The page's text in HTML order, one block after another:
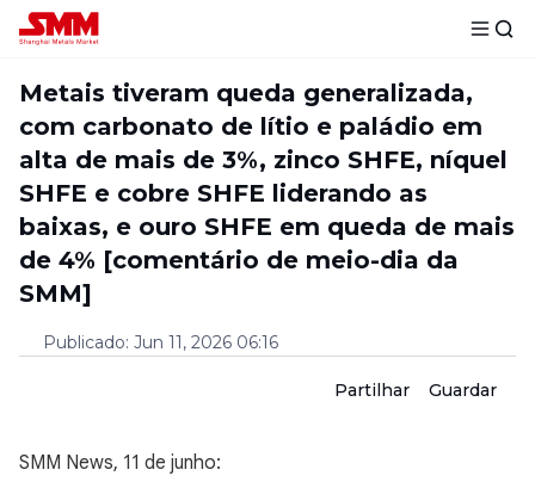
Metais tiveram queda generalizada,
com carbonato de lítio e paládio em
alta de mais de 3%, zinco SHFE, níquel
SHFE e cobre SHFE liderando as
baixas, e ouro SHFE em queda de mais
de 4% [comentário de meio-dia da
SMM]
Publicado: Jun 11, 2026 06:16
Partilhar Guardar
SMM News, 11 de junho: